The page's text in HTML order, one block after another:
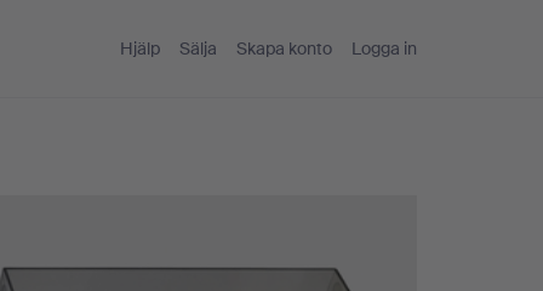
Hjälp Sälja Skapa konto Logga in